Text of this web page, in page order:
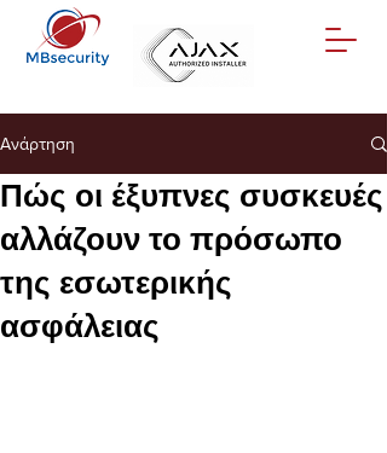
Ανάρτηση
Πώς οι έξυπνες συσκευές
αλλάζουν το πρόσωπο
της εσωτερικής
ασφάλειας